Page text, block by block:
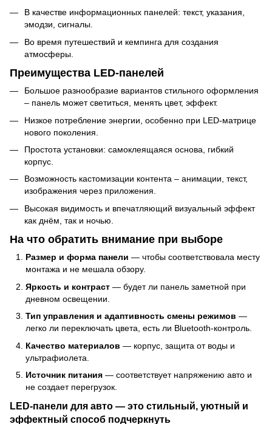
В качестве информационных панелей: текст, указания,
эмодзи, сигналы.
Во время путешествий и кемпинга для создания
атмосферы.
Преимущества LED-панелей
Большое разнообразие вариантов стильного оформления
– панель может светиться, менять цвет, эффект.
Низкое потребление энергии, особенно при LED-матрице
нового поколения.
Простота установки: самоклеящаяся основа, гибкий
корпус.
Возможность кастомизации контента – анимации, текст,
изображения через приложения.
Высокая видимость и впечатляющий визуальный эффект
как днём, так и ночью.
На что обратить внимание при выборе
Размер и форма панели — чтобы соответствовала месту
монтажа и не мешала обзору.
Яркость и контраст — будет ли панель заметной при
дневном освещении.
Тип управления и адаптивность смены режимов —
легко ли переключать цвета, есть ли Bluetooth-контроль.
Качество материалов — корпус, защита от воды и
ультрафиолета.
Источник питания — соответствует напряжению авто и
не создает перегрузок.
LED-панели для авто — это стильный, уютный и
эффектный способ подчеркнуть